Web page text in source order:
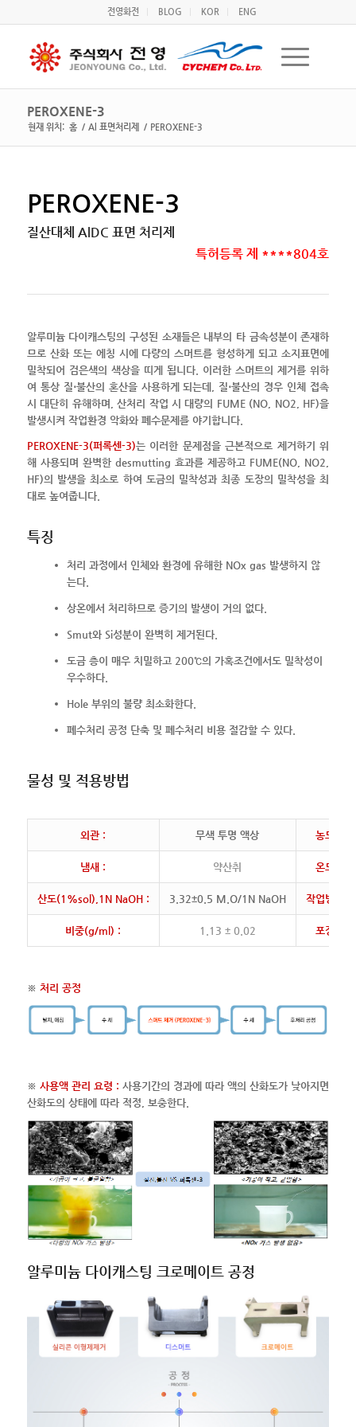
전영화전 BLOG KOR ENG
PEROXENE-3
현재 위치: 홈 / Al 표면처리제 / PEROXENE-3
PEROXENE-3
질산대체 AlDC 표면 처리제
특허등록 제 ****804호
알루미늄 다이캐스팅의 구성된 소재들은 내부의 타 금속성분이 존재하
므로 산화 또는 에칭 시에 다량의 스머트를 형성하게 되고 소지표면에
밀착되어 검은색의 색상을 띠게 됩니다. 이러한 스머트의 제거를 위하
여 통상 질⋅불산의 혼산을 사용하게 되는데, 질⋅불산의 경우 인체 접촉
시 대단히 유해하며, 산처리 작업 시 대량의 FUME (NO, NO2, HF)을
발생시켜 작업환경 악화와 폐수문제를 야기합니다.
PEROXENE-3(퍼록센-3)는 이러한 문제점을 근본적으로 제거하기 위
해 사용되며 완벽한 desmutting 효과를 제공하고 FUME(NO, NO2,
HF)의 발생을 최소로 하여 도금의 밀착성과 최종 도장의 밀착성을 최
대로 높여줍니다.
특징
처리 과정에서 인체와 환경에 유해한 NOx gas 발생하지 않
는다.
상온에서 처리하므로 증기의 발생이 거의 없다.
Smut와 Si성분이 완벽히 제거된다.
도금 층이 매우 치밀하고 200℃의 가혹조건에서도 밀착성이
우수하다.
Hole 부위의 불량 최소화한다.
폐수처리 공정 단축 및 폐수처리 비용 절감할 수 있다.
물성 및 적용방법
외관 : 무색 투명 액상 농도 :
냄새 : 약산취 온도 :
산도(1%sol),1N NaOH : 3.32±0.5 M.O/1N NaOH 작업방법 :
비중(g/ml) : 1.13 ± 0.02 포장 :
※ 처리 공정
※ 사용액 관리 요령 : 사용기간의 경과에 따라 액의 산화도가 낮아지면
산화도의 상태에 따라 적정, 보충한다.
알루미늄 다이캐스팅 크로메이트 공정